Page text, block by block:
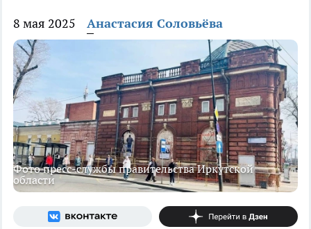
8 мая 2025 Анастасия Соловьёва
Фото пресс-службы правительства Иркутской
области